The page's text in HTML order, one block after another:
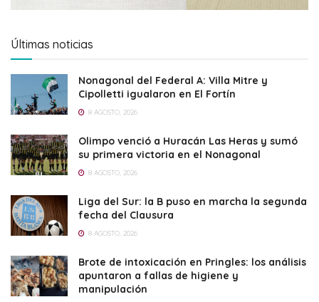
Últimas noticias
Nonagonal del Federal A: Villa Mitre y
Cipolletti igualaron en El Fortín
8 AGOSTO, 2026
Olimpo venció a Huracán Las Heras y sumó
su primera victoria en el Nonagonal
8 AGOSTO, 2026
Liga del Sur: la B puso en marcha la segunda
fecha del Clausura
8 AGOSTO, 2026
Brote de intoxicación en Pringles: los análisis
apuntaron a fallas de higiene y
manipulación